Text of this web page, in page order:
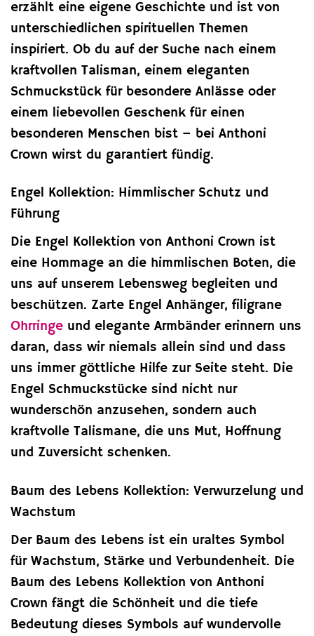
erzählt eine eigene Geschichte und ist von
unterschiedlichen spirituellen Themen
inspiriert. Ob du auf der Suche nach einem
kraftvollen Talisman, einem eleganten
Schmuckstück für besondere Anlässe oder
einem liebevollen Geschenk für einen
besonderen Menschen bist – bei Anthoni
Crown wirst du garantiert fündig.
Engel Kollektion: Himmlischer Schutz und
Führung
Die Engel Kollektion von Anthoni Crown ist
eine Hommage an die himmlischen Boten, die
uns auf unserem Lebensweg begleiten und
beschützen. Zarte Engel Anhänger, filigrane
Ohrringe und elegante Armbänder erinnern uns
daran, dass wir niemals allein sind und dass
uns immer göttliche Hilfe zur Seite steht. Die
Engel Schmuckstücke sind nicht nur
wunderschön anzusehen, sondern auch
kraftvolle Talismane, die uns Mut, Hoffnung
und Zuversicht schenken.
Baum des Lebens Kollektion: Verwurzelung und
Wachstum
Der Baum des Lebens ist ein uraltes Symbol
für Wachstum, Stärke und Verbundenheit. Die
Baum des Lebens Kollektion von Anthoni
Crown fängt die Schönheit und die tiefe
Bedeutung dieses Symbols auf wundervolle